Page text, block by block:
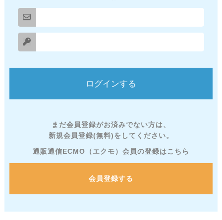
まだ会員登録がお済みでない方は、
新規会員登録(無料)をしてください。
通販通信ECMO（エクモ）会員の登録はこちら
会員登録する